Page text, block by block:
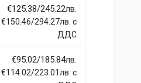
€125.38/245.22лв.
€150.46/294.27лв. с
ДДС
€95.02/185.84лв.
€114.02/223.01лв. с